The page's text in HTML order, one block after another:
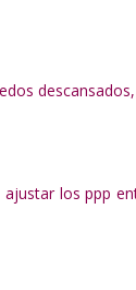
los ppp